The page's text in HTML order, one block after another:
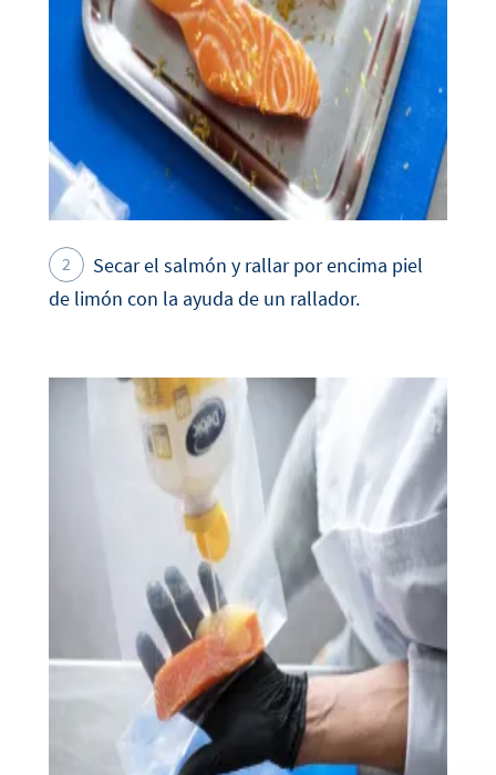
Secar el salmón y rallar por encima piel
de limón con la ayuda de un rallador.